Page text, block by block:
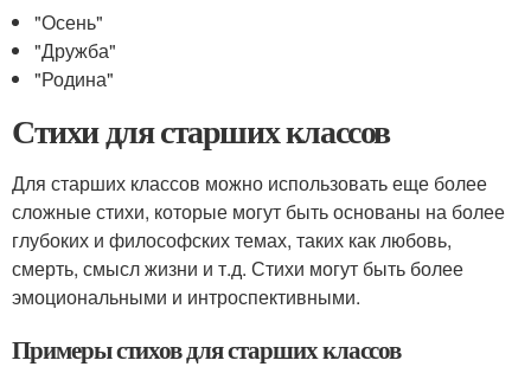
"Осень"
"Дружба"
"Родина"
Стихи для старших классов
Для старших классов можно использовать еще более
сложные стихи, которые могут быть основаны на более
глубоких и философских темах, таких как любовь,
смерть, смысл жизни и т.д. Стихи могут быть более
эмоциональными и интроспективными.
Примеры стихов для старших классов